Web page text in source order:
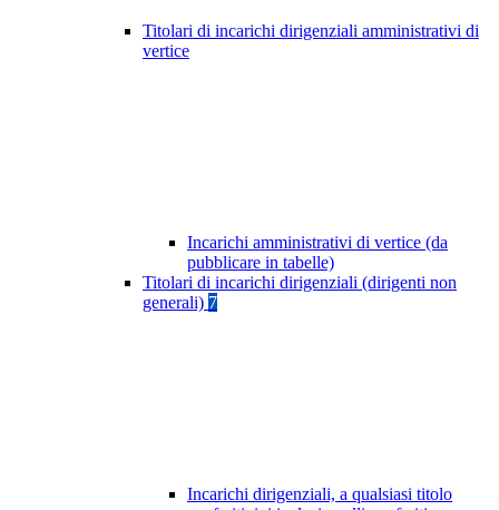
Titolari di incarichi dirigenziali amministrativi di
vertice
Incarichi amministrativi di vertice (da
pubblicare in tabelle)
Titolari di incarichi dirigenziali (dirigenti non
generali) 7
Incarichi dirigenziali, a qualsiasi titolo